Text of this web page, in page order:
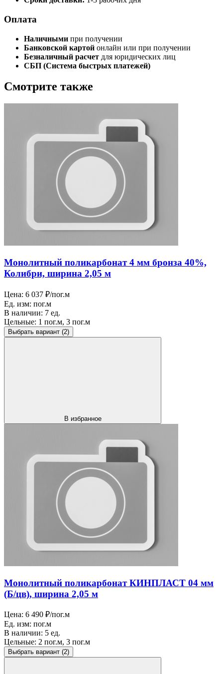
Оплата
Наличными при получении
Банковской картой онлайн или при получении
Безналичный расчет для юридических лиц
СБП (Система быстрых платежей)
Смотрите также
Монолитный поликарбонат 4 мм бронза 40%,
Колибри, ширина 2,05 м
Цена: 6 037 ₽/пог.м
Ед. изм: пог.м
В наличии: 7 ед.
Цельные: 1 пог.м, 3 пог.м
Выбрать вариант (2)
В избранное
Монолитный поликарбонат КИНПЛАСТ 04 мм
(Б/цв), ширина 2,05 м
Цена: 6 490 ₽/пог.м
Ед. изм: пог.м
В наличии: 5 ед.
Цельные: 2 пог.м, 3 пог.м
Выбрать вариант (2)